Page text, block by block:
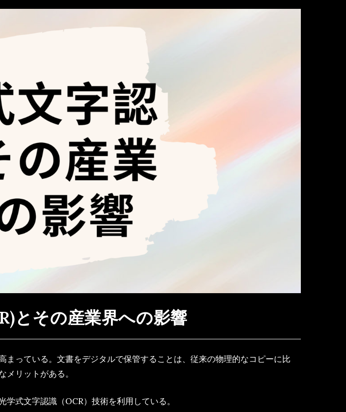
とその産業界への影響
っている。文書をデジタルで保管することは、従来の物理的なコピーに比
リットがある。
式文字認識（OCR）技術を利用している。